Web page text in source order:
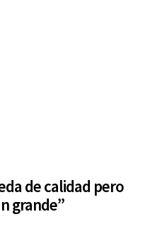
de calidad pero
grande”